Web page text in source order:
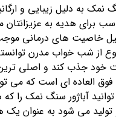
نمک به دلیل زیبایی و
برای هدیه به
خاصیت های درمانی
از شب خواب مدرن
خود جذب کند و اصلی
العاده ای است که می
آباژور سنگ نمک را
تولید می شود به عنوان